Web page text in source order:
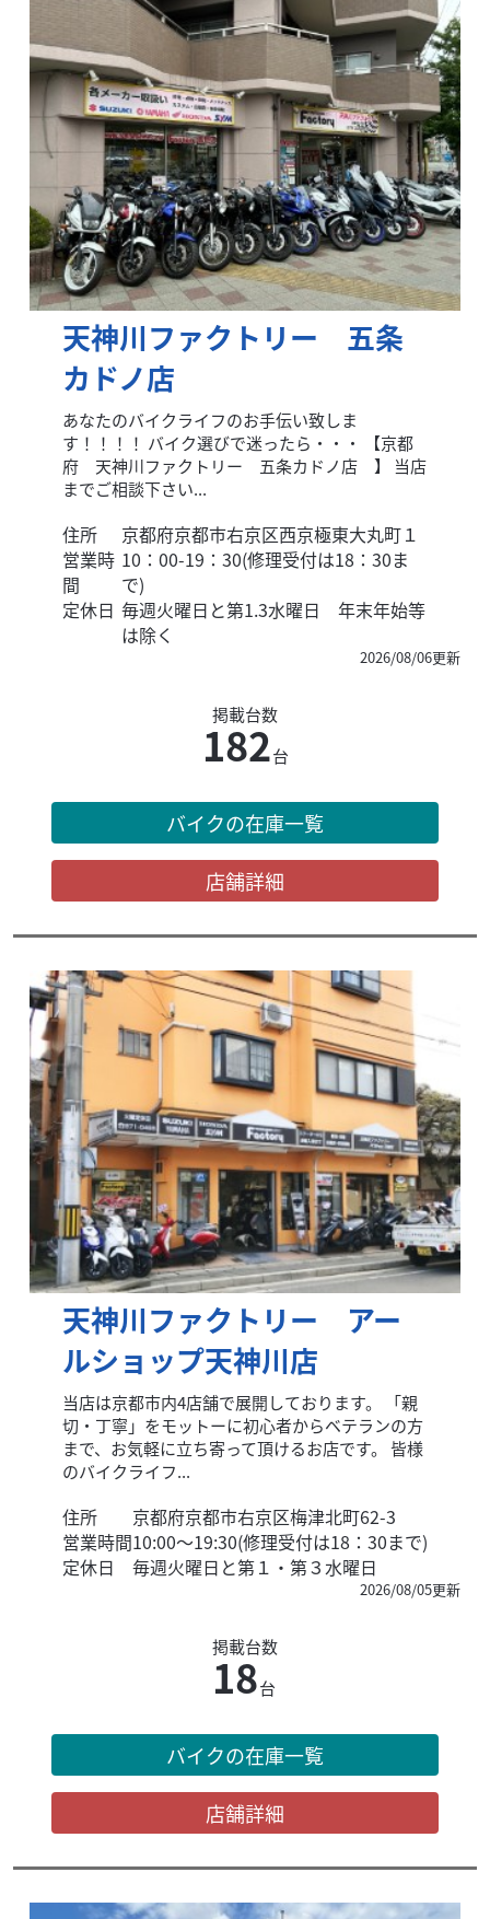
天神川ファクトリー 五条
カドノ店
あなたのバイクライフのお手伝い致しま
す！！！！ バイク選びで迷ったら・・・ 【京都
府 天神川ファクトリー 五条カドノ店 】 当店
までご相談下さい...
住所
京都府京都市右京区西京極東大丸町１
営業時
間
10：00-19：30(修理受付は18：30ま
で)
定休日 毎週火曜日と第1.3水曜日 年末年始等
は除く
2026/08/06更新
掲載台数
182台
バイクの在庫一覧
店舗詳細
天神川ファクトリー アー
ルショップ天神川店
当店は京都市内4店舗で展開しております。 「親
切・丁寧」をモットーに初心者からベテランの方
まで、お気軽に立ち寄って頂けるお店です。 皆様
のバイクライフ...
住所
京都府京都市右京区梅津北町62-3
営業時間10:00〜19:30(修理受付は18：30まで)
定休日
毎週火曜日と第１・第３水曜日
2026/08/05更新
掲載台数
18台
バイクの在庫一覧
店舗詳細